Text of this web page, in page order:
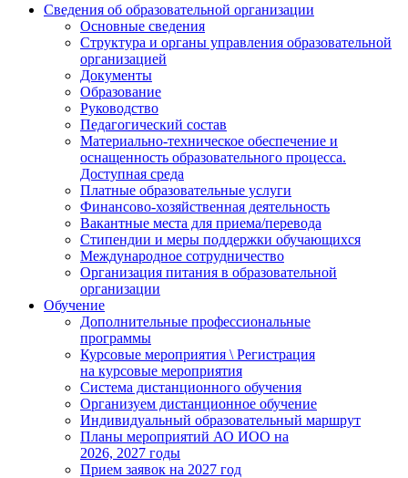
Сведения об образовательной организации
Основные сведения
Структура и органы управления образовательной
организацией
Документы
Образование
Руководство
Педагогический состав
Материально-техническое обеспечение и
оснащенность образовательного процесса.
Доступная среда
Платные образовательные услуги
Финансово-хозяйственная деятельность
Вакантные места для приема/перевода
Стипендии и меры поддержки обучающихся
Международное сотрудничество
Организация питания в образовательной
организации
Обучение
Дополнительные профессиональные
программы
Курсовые мероприятия \ Регистрация
на курсовые мероприятия
Система дистанционного обучения
Организуем дистанционное обучение
Индивидуальный образовательный маршрут
Планы мероприятий АО ИОО на
2026, 2027 годы
Прием заявок на 2027 год